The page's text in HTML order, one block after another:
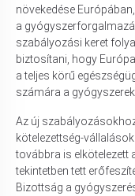
növekedése
a
szabályozási keret
biztosítani, hogy
a teljes körű
számára a
Az új
kötelezettség-
továbbra is elkötelezett
tekintetben tett
Bizottság a